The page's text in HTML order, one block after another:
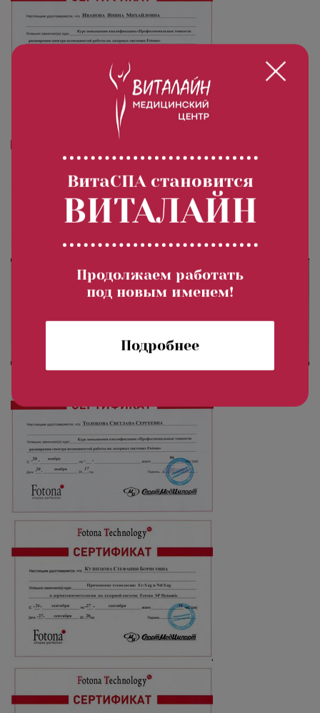
ВитаСПА становится
ВИТАЛАЙН
Продолжаем работать
под новым именем!
Подробнее